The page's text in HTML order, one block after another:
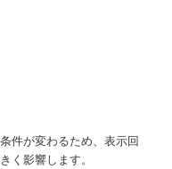
件が変わるため、表示回
く影響します。